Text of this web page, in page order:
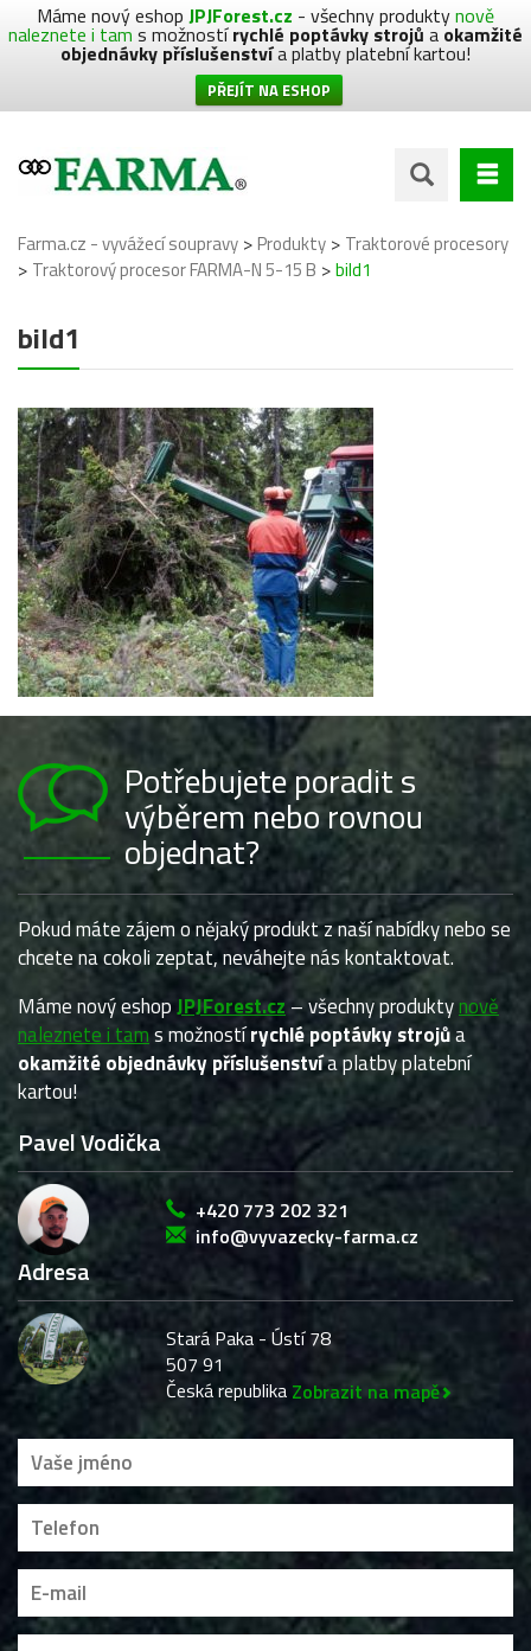
Máme nový eshop JPJForest.cz - všechny produktynově
naleznete i tam s možnostírychlé poptávky strojů a okamžité
objednávky příslušenstvía platby platební kartou!
PŘEJÍT NA ESHOP
Farma.cz - vyvážecí soupravy >Produkty > Traktorové procesory
> Traktorový procesor FARMA-N 5-15 B >bild1
bild1
Potřebujete poradit s
výběrem nebo rovnou
objednat?
Pokud máte zájem o nějaký produkt z naší nabídky nebo se
chcete na cokoli zeptat, neváhejte nás kontaktovat.
Máme nový eshopJPJForest.cz – všechny produktynově
naleznete i tams možnostírychlé poptávky strojůa
okamžité objednávky příslušenstvía platby platební
kartou!
Pavel Vodička
+420 773 202 321
info@vyvazecky-farma.cz
Adresa
Stará Paka - Ústí 78
507 91
Česká republika Zobrazit na mapě